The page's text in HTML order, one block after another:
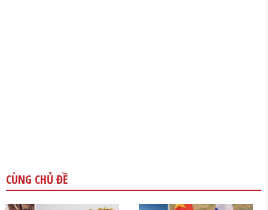
CÙNG CHỦ ĐỀ